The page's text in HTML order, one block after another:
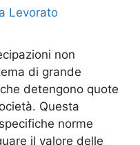
Levorato
non
di grande
detengono quote
Questa
norme
il valore delle